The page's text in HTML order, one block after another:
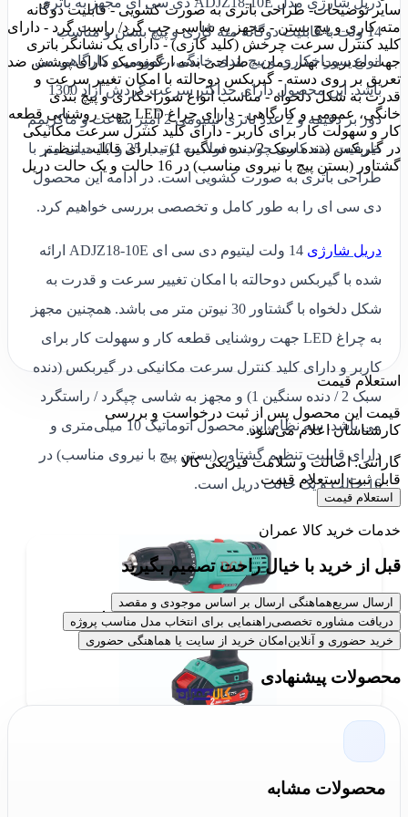
سایر توضیحات- طراحی باتری به صورت کشویی - قابلیت دوگانه
مته کاری و پیچ بستن - مجهز به شاسی چپ گرد/ راست گرد - دارای
کلید کنترل سرعت چرخش (کلید گازی) - دارای یک نشانگر باتری
جهت مدیریت بهتر زمان - طراحی بدنه ارگونومیک دارای پوشش ضد
تعریق بر روی دسته - گیربکس دوحالته با امکان تغییر سرعت و
قدرت به شکل دلخواه - مناسب انواع سوراخکاری و پیچ بندی
خانگی، عمومی و کارگاهی - دارای چراغ LED جهت روشنایی قطعه
کار و سهولت کار برای کاربر - دارای کلید کنترل سرعت مکانیکی
در گیربکس (دنده سبک 2/دنده سنگین 1) - دارای قابلیت تنظیم
گشتاور (بستن پیچ با نیروی مناسب) در 16 حالت و یک حالت دریل
14 ولت با قابلیت دوگانه مته کاری و پیچ بستن و مناسب
انواع سوراخکاری و پیچ بندی خانگی، عمومی و کارگاهی می
باشد. این محصول دارای حداکثر سرعت گردش آزاد 1300
دور بر دقیقه و 2 عدد باتری لیتیومی 2 آمپر ساعت و ماکزیمم
ظرفیت مته کاری چوب و فولاد به ترتیب 25 و 10 میلی متر با
طراحی باتری به صورت کشویی است. در ادامه این محصول
دی سی ای را به طور کامل و تخصصی بررسی خواهیم کرد.
دریل شارژی
14 ولت لیتیوم دی سی ای ADJZ18-10E ارائه
شده با گیربکس دوحالته با امکان تغییر سرعت و قدرت به
شکل دلخواه با گشتاور 30 نیوتن متر می باشد. همچنین مجهز
به چراغ LED جهت روشنایی قطعه کار و سهولت کار برای
کاربر و دارای کلید کنترل سرعت مکانیکی در گیربکس (دنده
سبک 2 / دنده سنگین 1) و مجهز به شاسی چپگرد / راستگرد
می باشد. سه نظام این محصول اتوماتیک 10 میلی‌متری و
دارای قابلیت تنظیم گشتاور (بستن پیچ با نیروی مناسب) در
16 حالت و یک حالت دریل است.
دی سی ای
استعلام قیمت
قیمت این محصول پس از ثبت درخواست و بررسی
کارشناسان اعلام می‌شود.
گارانتی: اصالت و سلامت فیزیکی کالا
قابل ثبت استعلام قیمت
استعلام قیمت
خدمات خرید کالا عمران
قبل از خرید با خیال راحت تصمیم بگیرید
ارسال سریعهماهنگی ارسال بر اساس موجودی و مقصد
دریافت مشاوره تخصصیراهنمایی برای انتخاب مدل مناسب پروژه
خرید حضوری و آنلاین امکان خرید از سایت یا هماهنگی حضوری
محصولات پیشنهادی
محصولات مشابه